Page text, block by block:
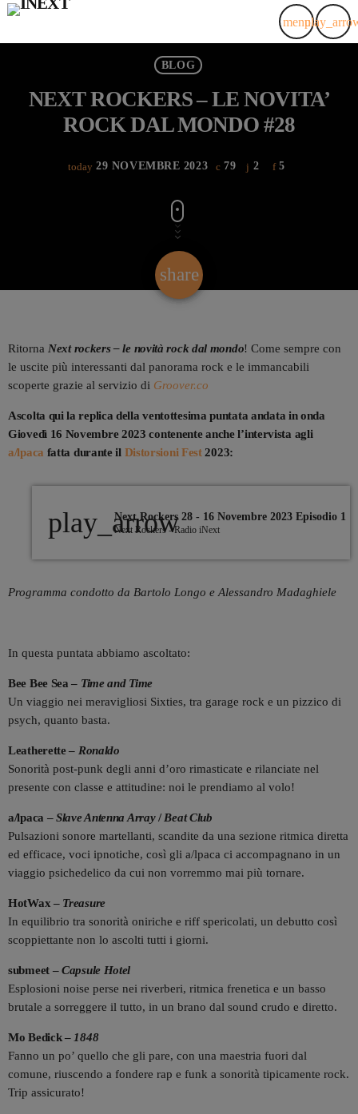
menu
BLOG
NEXT ROCKERS – LE NOVITA’
ROCK DAL MONDO #28
today 29 NOVEMBRE 2023 79 2 5
share
email
Ritorna Next rockers – le novità rock dal mondo! Come sempre con
le uscite più interessanti dal panorama rock e le immancabili
scoperte grazie al servizio di Groover.co
Ascolta qui la replica della ventottesima puntata andata in onda
Giovedì 16 Novembre 2023 contenente anche l’intervista agli
a/lpaca fatta durante il Distorsioni Fest2023:
play_arrowNext Rockers 28 - 16 Novembre 2023 Episodio 1
Next Rockers - Radio iNext
Programma condotto da Bartolo Longo e Alessandro Madaghiele
In questa puntata abbiamo ascoltato:
Bee Bee Sea – Time and Time
Un viaggio nei meravigliosi Sixties, tra garage rock e un pizzico di
psych, quanto basta.
Leatherette – Ronaldo
Sonorità post-punk degli anni d’oro rimasticate e rilanciate nel
presente con classe e attitudine: noi le prendiamo al volo!
a/lpaca –Slave Antenna Array/ Beat Club
Pulsazioni sonore martellanti, scandite da una sezione ritmica diretta
ed efficace, voci ipnotiche, così gli a/lpaca ci accompagnano in un
viaggio psichedelico da cui non vorremmo mai più tornare.
HotWax – Treasure
In equilibrio tra sonorità oniriche e riff spericolati, un debutto così
scoppiettante non lo ascolti tutti i giorni.
submeet –Capsule Hotel
Esplosioni noise perse nei riverberi, ritmica frenetica e un basso
brutale a sorreggere il tutto, in un brano dal sound crudo e diretto.
Mo Bedick – 1848
Fanno un po’ quello che gli pare, con una maestria fuori dal
comune, riuscendo a fondere rap e funk a sonorità tipicamente rock.
Trip assicurato!